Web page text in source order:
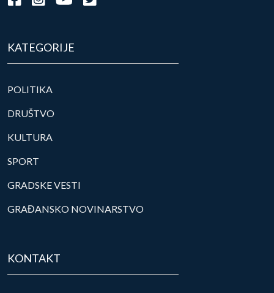
KATEGORIJE
POLITIKA
DRUŠTVO
KULTURA
SPORT
GRADSKE VESTI
GRAĐANSKO NOVINARSTVO
KONTAKT